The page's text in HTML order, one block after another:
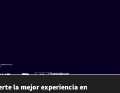
la mejor experiencia en